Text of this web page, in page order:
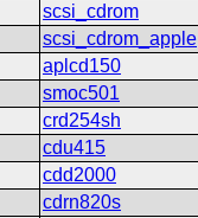
scsi_cdrom
scsi_cdrom_apple
aplcd150
smoc501
crd254sh
cdu415
cdd2000
cdrn820s